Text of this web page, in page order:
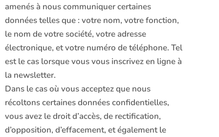
amenés à nous communiquer certaines
données telles que : votre nom, votre fonction,
le nom de votre société, votre adresse
électronique, et votre numéro de téléphone. Tel
est le cas lorsque vous vous inscrivez en ligne à
la newsletter.
Dans le cas où vous acceptez que nous
récoltons certaines données confidentielles,
vous avez le droit d’accès, de rectification,
d’opposition, d’effacement, et également le